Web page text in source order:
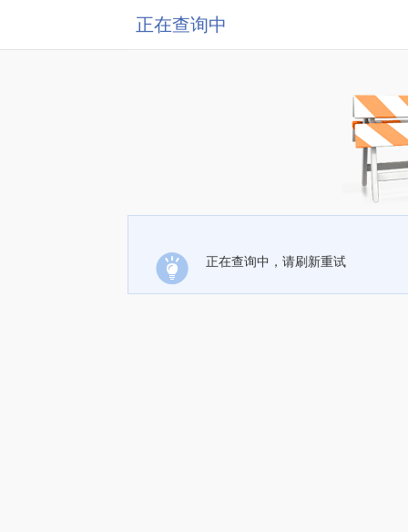
正在查询中
正在查询中，请刷新重试